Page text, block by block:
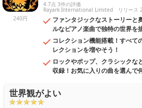
240円
4.7点 3件の評価
Rayark International Limited リリース
ファンタジックなストーリーと
ルなピアノ楽曲で独特の世界を
コレクション機能搭載！すべて
レクションを増やそう！
ロックやポップ、クラシックな
収録！お気に入りの曲を選んで
世界観がよい